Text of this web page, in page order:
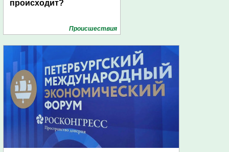
происходит?
Проиcшествия